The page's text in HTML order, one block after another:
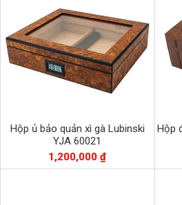
Hộp ủ bảo quản xì gà Lubinski
YJA 60021
1,200,000 ₫
Hộp